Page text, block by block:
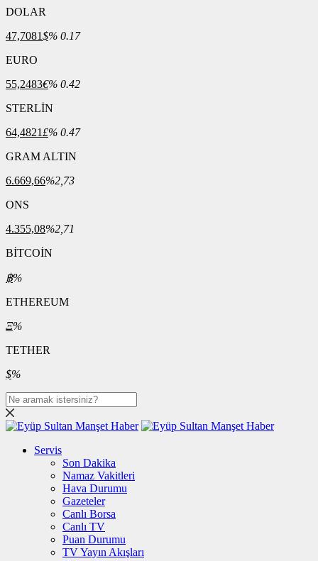
DOLAR
47,7081$% 0.17
EURO
55,2483€% 0.42
STERLİN
64,4821£% 0.47
GRAM ALTIN
6.669,66%2,73
ONS
4.355,08%2,71
BİTCOİN
฿%
ETHEREUM
Ξ%
TETHER
$%
Servis
Son Dakika
Namaz Vakitleri
Hava Durumu
Gazeteler
Canlı Borsa
Canlı TV
Puan Durumu
TV Yayın Akışları